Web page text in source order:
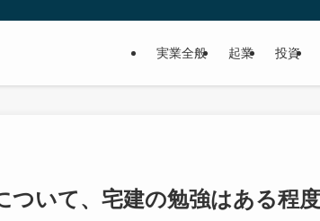
実業全般 起業 投資
ついて、宅建の勉強はある程